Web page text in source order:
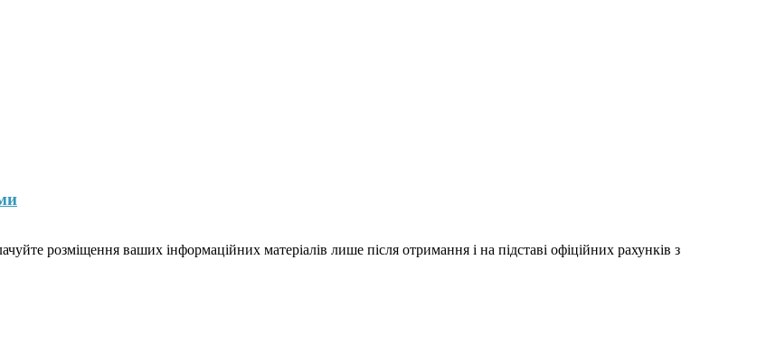
розміщення ваших інформаційних матеріалів лише після отримання і на підставі офіційних рахунків з